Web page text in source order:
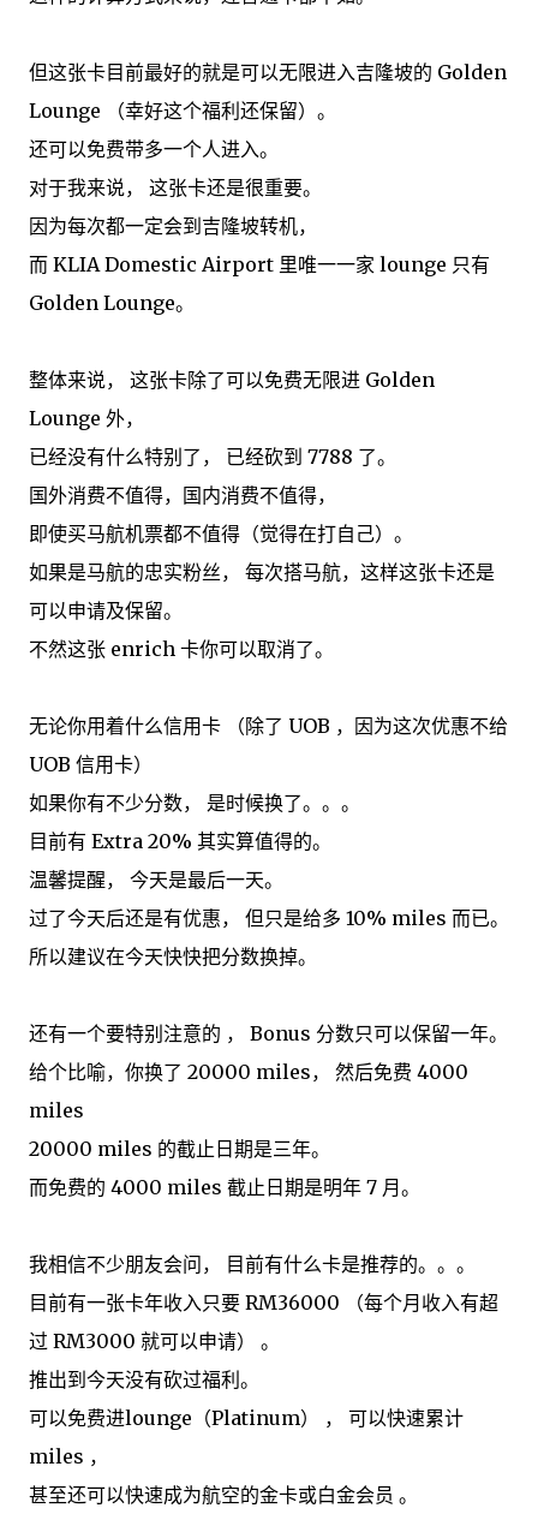
但这张卡目前最好的就是可以无限进入吉隆坡的 Golden
Lounge （幸好这个福利还保留）。
还可以免费带多一个人进入。
对于我来说， 这张卡还是很重要。
因为每次都一定会到吉隆坡转机，
而 KLIA Domestic Airport 里唯一一家 lounge 只有
Golden Lounge。
整体来说， 这张卡除了可以免费无限进 Golden
Lounge 外，
已经没有什么特别了， 已经砍到 7788 了。
国外消费不值得，国内消费不值得，
即使买马航机票都不值得（觉得在打自己）。
如果是马航的忠实粉丝， 每次搭马航，这样这张卡还是
可以申请及保留。
不然这张 enrich 卡你可以取消了。
无论你用着什么信用卡 （除了 UOB ，因为这次优惠不给
UOB 信用卡）
如果你有不少分数， 是时候换了。。。
目前有 Extra 20% 其实算值得的。
温馨提醒， 今天是最后一天。
过了今天后还是有优惠， 但只是给多 10% miles 而已。
所以建议在今天快快把分数换掉。
还有一个要特别注意的 ， Bonus 分数只可以保留一年。
给个比喻，你换了 20000 miles， 然后免费 4000
miles
20000 miles 的截止日期是三年。
而免费的 4000 miles 截止日期是明年 7 月。
我相信不少朋友会问， 目前有什么卡是推荐的。。。
目前有一张卡年收入只要 RM36000 （每个月收入有超
过 RM3000 就可以申请） 。
推出到今天没有砍过福利。
可以免费进lounge（Platinum） ， 可以快速累计
miles ，
甚至还可以快速成为航空的金卡或白金会员 。